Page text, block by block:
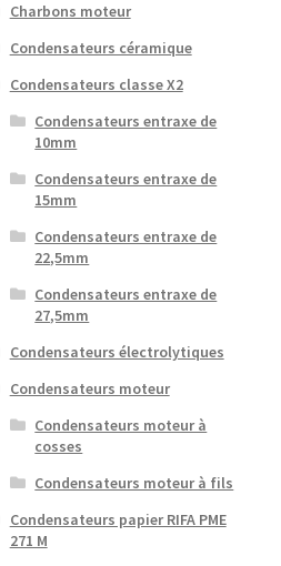
Charbons moteur
Condensateurs céramique
Condensateurs classe X2
Condensateurs entraxe de
10mm
Condensateurs entraxe de
15mm
Condensateurs entraxe de
22,5mm
Condensateurs entraxe de
27,5mm
Condensateurs électrolytiques
Condensateurs moteur
Condensateurs moteur à
cosses
Condensateurs moteur à fils
Condensateurs papier RIFA PME
271 M